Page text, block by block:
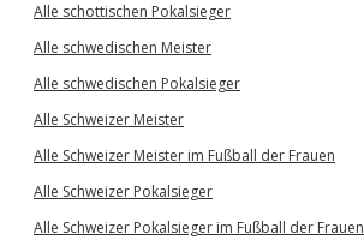
Alle schottischen Pokalsieger
Alle schwedischen Meister
Alle schwedischen Pokalsieger
Alle Schweizer Meister
Alle Schweizer Meister im Fußball der Frauen
Alle Schweizer Pokalsieger
Alle Schweizer Pokalsieger im Fußball der Frauen